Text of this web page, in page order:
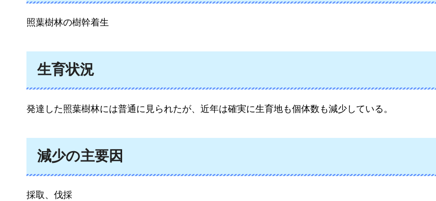
照葉樹林の樹幹着生
生育状況
発達した照葉樹林には普通に見られたが、近年は確実に生育地も個体数も減少している。
減少の主要因
採取、伐採